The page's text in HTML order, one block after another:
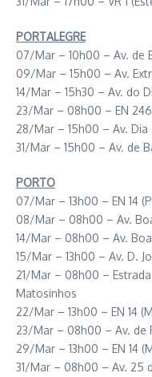
PORTALEGRE
07/Mar – 10h00 – Av. de
09/Mar – 15h00 – Av.
14/Mar – 15h30 – Av. do
23/Mar – 08h00 – EN
28/Mar – 15h00 – Av.
31/Mar – 15h00 – Av. de
PORTO
07/Mar – 13h00 – EN 14
08/Mar – 08h00 – Av.
14/Mar – 08h00 – Av.
15/Mar – 13h00 – Av. D.
21/Mar – 08h00 –
Matosinhos
22/Mar – 13h00 – EN 14
23/Mar – 08h00 – Av. de
29/Mar – 13h00 – EN 14
31/Mar – 08h00 – Av. 25